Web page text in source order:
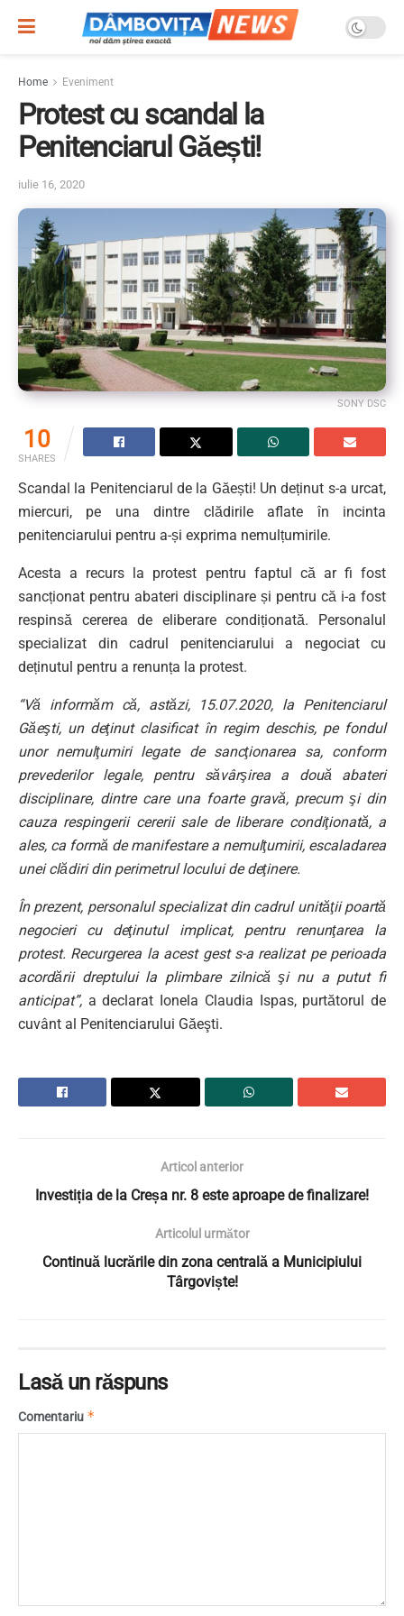
Home Eveniment
Protest cu scandal la
Penitenciarul Găești!
iulie 16, 2020
SONY DSC
10
SHARES
Scandal la Penitenciarul de la Găești! Un deținut s-a urcat,
miercuri, pe una dintre clădirile aflate în incinta
penitenciarului pentru a-și exprima nemulțumirile.
Acesta a recurs la protest pentru faptul că ar fi fost
sancționat pentru abateri disciplinare și pentru că i-a fost
respinsă cererea de eliberare condiționată. Personalul
specializat din cadrul penitenciarului a negociat cu
deținutul pentru a renunța la protest.
“Vă informăm că, astăzi, 15.07.2020, la Penitenciarul
Găeşti, un deţinut clasificat în regim deschis, pe fondul
unor nemulţumiri legate de sancţionarea sa, conform
prevederilor legale, pentru săvârşirea a două abateri
disciplinare, dintre care una foarte gravă, precum şi din
cauza respingerii cererii sale de liberare condiţionată, a
ales, ca formă de manifestare a nemulţumirii, escaladarea
unei clădiri din perimetrul locului de deţinere.
În prezent, personalul specializat din cadrul unităţii poartă
negocieri cu deţinutul implicat, pentru renunţarea la
protest. Recurgerea la acest gest s-a realizat pe perioada
acordării dreptului la plimbare zilnică şi nu a putut fi
anticipat”, a declarat Ionela Claudia Ispas, purtătorul de
cuvânt al Penitenciarului Găeşti.
Articol anterior
Investiția de la Creșa nr. 8 este aproape de finalizare!
Articolul următor
Continuă lucrările din zona centrală a Municipiului
Târgoviște!
Lasă un răspuns
Comentariu *